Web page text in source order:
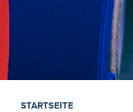
STARTSEITE